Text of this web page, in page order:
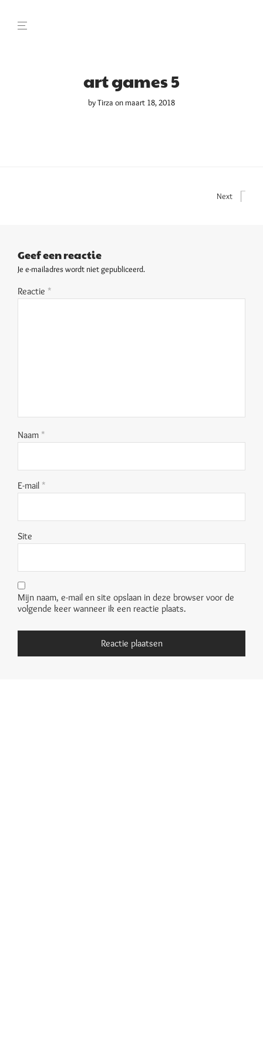
art games 5
byTirza on maart 18, 2018
Next
Geef een reactie
Je e-mailadres wordt niet gepubliceerd.
Reactie *
Naam *
E-mail *
Site
Mijn naam, e-mail en site opslaan in deze browser voor de
volgende keer wanneer ik een reactie plaats.